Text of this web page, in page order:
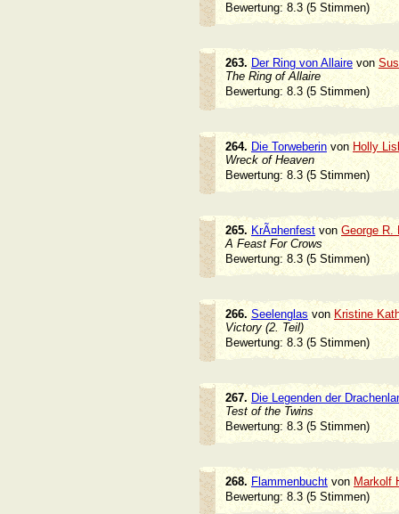
Bewertung: 8.3 (5 Stimmen)
263. Der Ring von Allairevon
The Ring of Allaire
Bewertung: 8.3 (5 Stimmen)
264. Die Torweberinvon Holly
Wreck of Heaven
Bewertung: 8.3 (5 Stimmen)
265. KrÃ¤henfestvon George R.
A Feast For Crows
Bewertung: 8.3 (5 Stimmen)
266. Seelenglas vonKristine
Victory (2. Teil)
Bewertung: 8.3 (5 Stimmen)
267. Die Legenden der
Test of the Twins
Bewertung: 8.3 (5 Stimmen)
268. Flammenbuchtvon Markolf
Bewertung: 8.3 (5 Stimmen)